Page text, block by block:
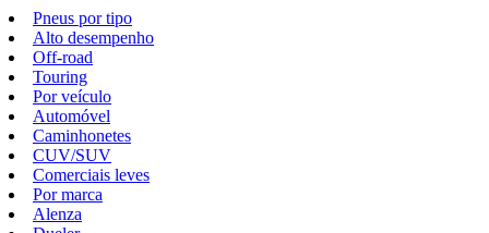
Pneus por tipo
Alto desempenho
Off-road
Touring
Por veículo
Automóvel
Caminhonetes
CUV/SUV
Comerciais leves
Por marca
Alenza